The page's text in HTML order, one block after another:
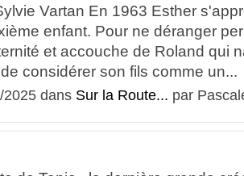
Vartan En 1963 Esther
enfant. Pour ne déranger
et accouche de Roland qui
considérer son fils comme un...
2025 dans Sur la Route... par